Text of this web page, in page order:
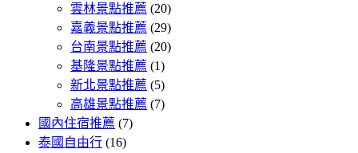
雲林景點推薦 (20)
嘉義景點推薦 (29)
台南景點推薦 (20)
基隆景點推薦 (1)
新北景點推薦 (5)
高雄景點推薦 (7)
國內住宿推薦 (7)
泰國自由行 (16)